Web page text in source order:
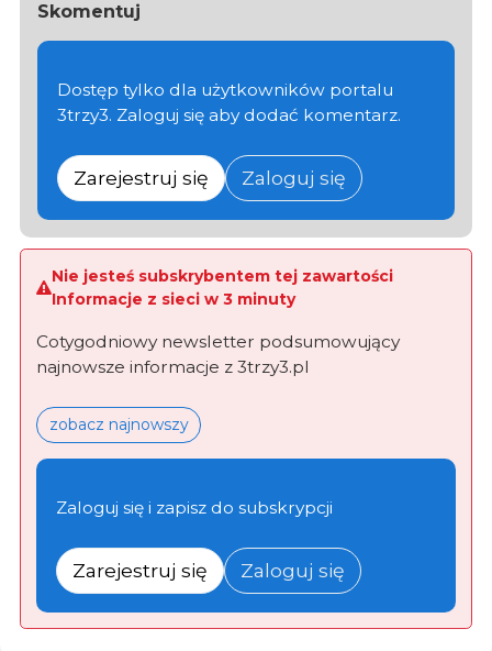
Skomentuj
Dostęp tylko dla użytkowników portalu
3trzy3. Zaloguj się aby dodać komentarz.
Zarejestruj się Zaloguj się
Nie jesteś subskrybentem tej zawartości
Informacje z sieci w 3 minuty
Cotygodniowy newsletter podsumowujący
najnowsze informacje z 3trzy3.pl
zobacz najnowszy
Zaloguj się i zapisz do subskrypcji
Zarejestruj się Zaloguj się